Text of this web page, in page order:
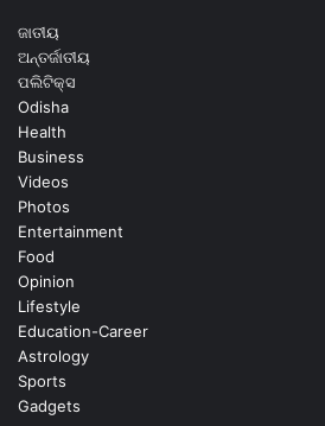
ଜାତୀୟ
ଅନ୍ତର୍ଜାତୀୟ
ପଲିଟିକ୍ସ
Odisha
Health
Business
Videos
Photos
Entertainment
Food
Opinion
Lifestyle
Education-Career
Astrology
Sports
Gadgets